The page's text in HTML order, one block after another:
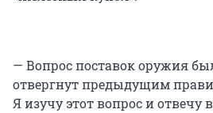
— Вопрос поставок оружия
отвергнут предыдущим
Я изучу этот вопрос и отвечу